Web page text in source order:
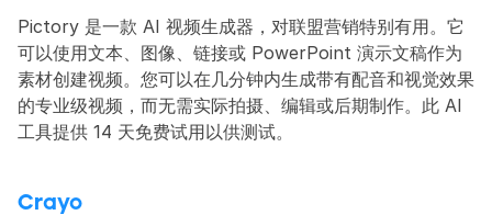
Pictory 是一款 AI 视频生成器，对联盟营销特别有用。它
可以使用文本、图像、链接或 PowerPoint 演示文稿作为
素材创建视频。您可以在几分钟内生成带有配音和视觉效果
的专业级视频，而无需实际拍摄、编辑或后期制作。此 AI
工具提供 14 天免费试用以供测试。
Crayo